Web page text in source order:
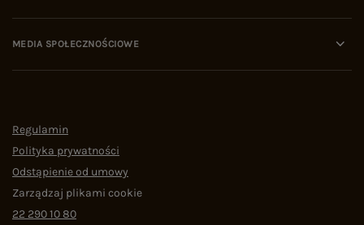
MEDIA SPOŁECZNOŚCIOWE
Regulamin
Polityka prywatności
Odstąpienie od umowy
Zarządzaj plikami cookie
22 290 10 80